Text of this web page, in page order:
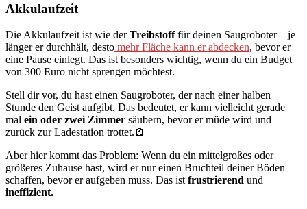
Akkulaufzeit
Die Akkulaufzeit ist wie derTreibstofffür deinen Saugroboter – je
länger er durchhält, desto mehr Fläche kann er abdecken, bevor er
eine Pause einlegt. Das ist besonders wichtig, wenn du ein Budget
von 300 Euro nicht sprengen möchtest.
Stell dir vor, du hast einen Saugroboter, der nach einer halben
Stunde den Geist aufgibt. Das bedeutet, er kann vielleicht gerade
mal ein oder zwei Zimmer säubern, bevor er müde wird und
zurück zur Ladestation trottet.🪫
Aber hier kommt das Problem: Wenn du ein mittelgroßes oder
größeres Zuhause hast, wird er nur einen Bruchteil deiner Böden
schaffen, bevor er aufgeben muss. Das istfrustrierend und
ineffizient.